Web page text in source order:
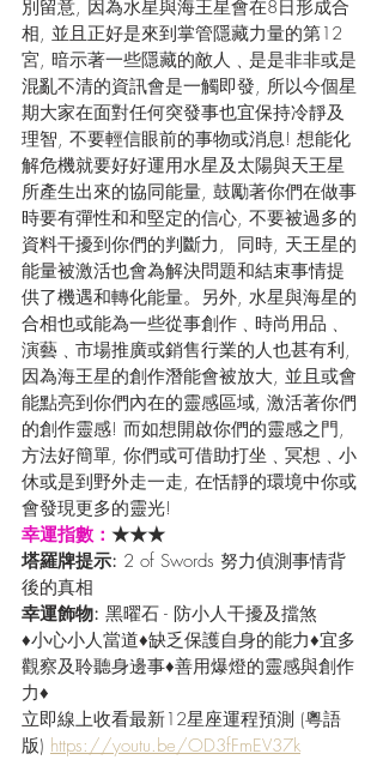
別留意, 因為水星與海王星會在8日形成合
相, 並且正好是來到掌管隱藏力量的第12
宮, 暗示著一些隱藏的敵人﹑是是非非或是
混亂不清的資訊會是一觸即發, 所以今個星
期大家在面對任何突發事也宜保持冷靜及
理智, 不要輕信眼前的事物或消息! 想能化
解危機就要好好運用水星及太陽與天王星
所產生出來的協同能量, 鼓勵著你們在做事
時要有彈性和和堅定的信心, 不要被過多的
資料干擾到你們的判斷力,  同時, 天王星的
能量被激活也會為解決問題和結束事情提
供了機遇和轉化能量。另外, 水星與海星的
合相也或能為一些從事創作﹑時尚用品﹑
演藝﹑市場推廣或銷售行業的人也甚有利,
因為海王星的創作潛能會被放大, 並且或會
能點亮到你們內在的靈感區域, 激活著你們
的創作靈感! 而如想開啟你們的靈感之門,
方法好簡單, 你們或可借助打坐﹑冥想﹑小
休或是到野外走一走, 在恬靜的環境中你或
會發現更多的靈光!
幸運指數： ★★★
塔羅牌提示: 2 of Swords 努力偵測事情背
後的真相
幸運飾物: 黑曜石 - 防小人干擾及擋煞
♦小心小人當道♦缺乏保護自身的能力♦宜多
觀察及聆聽身邊事♦善用爆燈的靈感與創作
力♦
立即線上收看最新12星座運程預測 (粵語
版) https://youtu.be/OD3fFmEV37k